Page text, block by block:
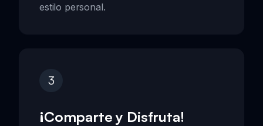
estilo personal.
3
¡Comparte y Disfruta!